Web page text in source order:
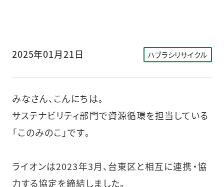
2025年01月21日 ハブラシリサイクル
みなさん、こんにちは。
サステナビリティ部門で資源循環を担当している
「このみのこ」です。
ライオンは2023年3月、台東区と相互に連携・協
力する協定を締結しました。